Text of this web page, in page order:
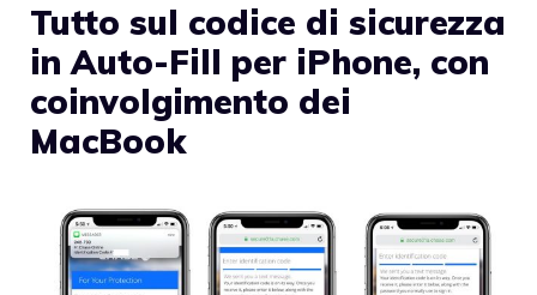
Tutto sul codice di sicurezza
in Auto-Fill per iPhone, con
coinvolgimento dei
MacBook